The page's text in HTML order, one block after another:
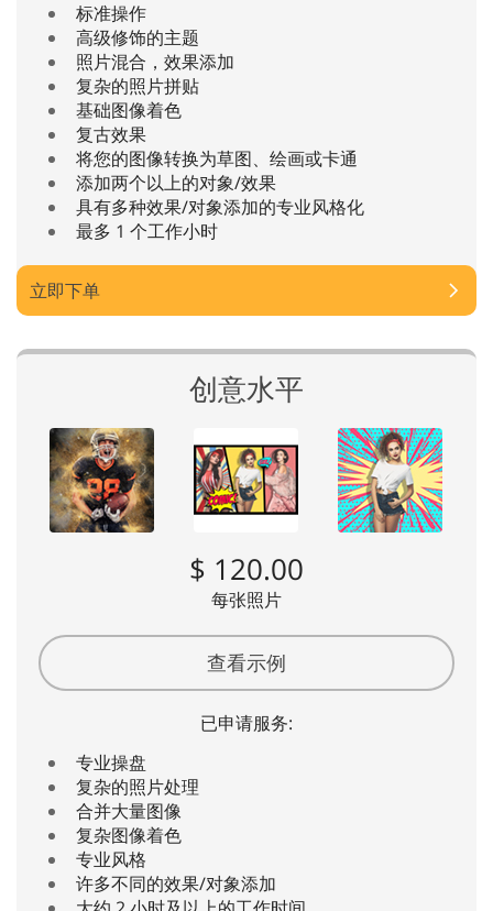
标准操作
高级修饰的主题
照片混合，效果添加
复杂的照片拼贴
基础图像着色
复古效果
将您的图像转换为草图、绘画或卡通
添加两个以上的对象/效果
具有多种效果/对象添加的专业风格化
最多 1 个工作小时
立即下单
创意水平
$ 120.00
每张照片
查看示例
已申请服务:
专业操盘
复杂的照片处理
合并大量图像
复杂图像着色
专业风格
许多不同的效果/对象添加